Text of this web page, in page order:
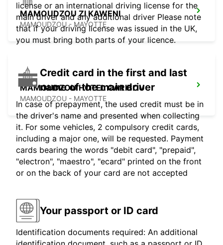
MAMOUDZOU ZI KAWENI
MAMOUDZOU - MAYOTTE
MAMOUDZOU HOTEL CARIBOU
MAMOUDZOU - MAYOTTE
license or an international driving license for the
main driver and any additional driver Please note
that if your driving license was issued in the UK,
you must bring both parts of your licence.
Credit card in the first and last
name of the main driver
In case of prepayment, the used credit must be in
the driver's name and presented when collecting
it. For some vehicles, 2 compulsory credit cards,
including a major one, will be requested. Payment
cards bearing the words "debit card", "prepaid",
"electron", "maestro", "ecard" printed on the front
or on the back of your card are not accepted
Your passport or ID card
Identification documents required: An additional